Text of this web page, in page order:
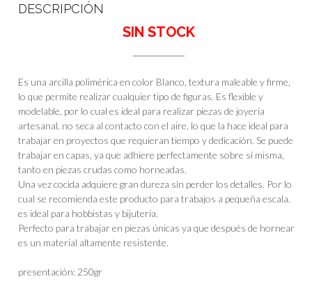
DESCRIPCIÓN
SIN STOCK
Es una arcilla polimérica en color Blanco, textura maleable y firme,
lo que permite realizar cualquier tipo de figuras. Es flexible y
modelable, por lo cual es ideal para realizar piezas de joyería
artesanal. no seca al contacto con el aire, lo que la hace ideal para
trabajar en proyectos que requieran tiempo y dedicación. Se puede
trabajar en capas, ya que adhiere perfectamente sobre sí misma,
tanto en piezas crudas como horneadas.
Una vez cocida adquiere gran dureza sin perder los detalles. Por lo
cual se recomienda este producto para trabajos a pequeña escala.
es ideal para hobbistas y bijuteria.
Perfecto para trabajar en piezas únicas ya que después de hornear
es un material altamente resistente.
presentación: 250gr